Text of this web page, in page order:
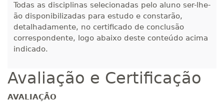
300 H 38dias 120dias
R$ 1.487,06
Matricular
320 H 40
340 H 43
R$ 1.685,33
Todas as disciplinas selecionadas pelo aluno ser-lhe-
ão disponibilizadas para estudo e constarão,
detalhadamente, no certificado de conclusão
correspondente, logo abaixo deste conteúdo acima
indicado.
Avaliação e Certificação
AVALIAÇÃO